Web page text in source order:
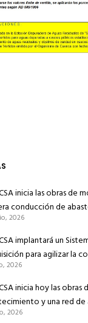
inicia las obras de
conducción de
de agua de
2026
implantará un
para agilizar la
e instalaciones
2026
inicia hoy las obras
y una red
Ruiz de Azúa
2026